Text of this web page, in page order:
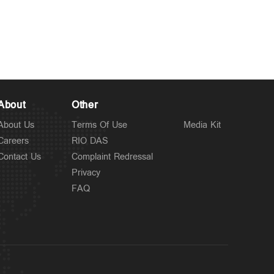
ഓറഞ്ച് അലര്‍ട്ട്; മഴ അവധി
Us
Us
Other
Terms Of Use
RIO DAS
Complaint Redressal
Privacy
FAQ
Media Kit